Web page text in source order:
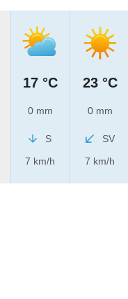
17 °C
0 mm
S
7 km/h
23 °C
0 mm
SV
7 km/h